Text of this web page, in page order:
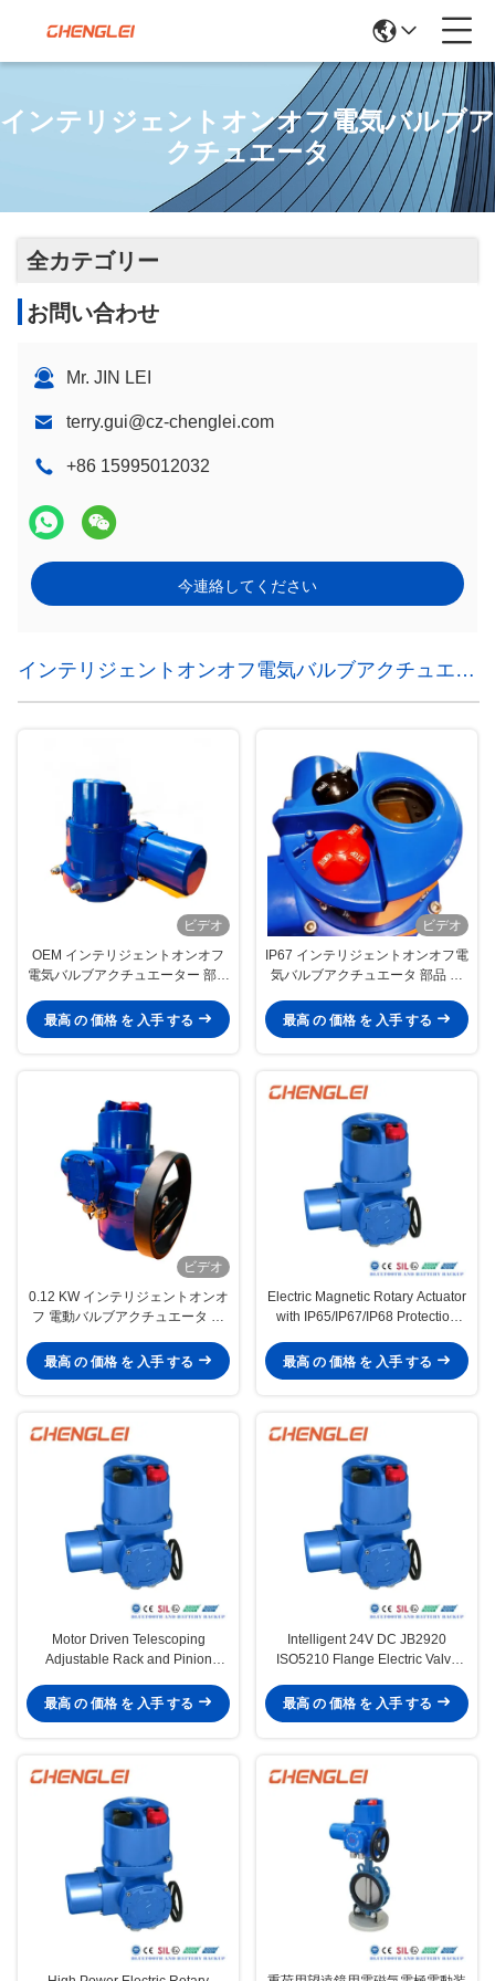
インテリジェントオンオフ電気バルブア
クチュエータ
全カテゴリー
お問い合わせ
Mr. JIN LEI
terry.gui@cz-chenglei.com
+86 15995012032
今連絡してください
インテリジェントオンオフ電気バルブアクチュエー
タ
ビデオ
OEM インテリジェントオンオフ
電気バルブアクチュエーター 部品
最高 の 価格 を 入手 する
ビデオ
IP67 インテリジェントオンオフ電
気バルブアクチュエータ 部品 タ
最高 の 価格 を 入手 する
ビデオ
0.12 KW インテリジェントオンオ
フ 電動バルブアクチュエータ 電
最高 の 価格 を 入手 する
Electric Magnetic Rotary Actuator
with IP65/IP67/IP68 Protection
for Valve Control
最高 の 価格 を 入手 する
Motor Driven Telescoping
Adjustable Rack and Pinion
Duty Applications
最高 の 価格 を 入手 する
Intelligent 24V DC JB2920
ISO5210 Flange Electric Valve
Quarter Turn
最高 の 価格 を 入手 する